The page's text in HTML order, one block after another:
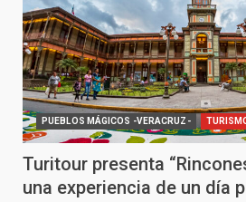
PUEBLOS MÁGICOS -VERACRUZ-
Turitour presenta
una experiencia de un día